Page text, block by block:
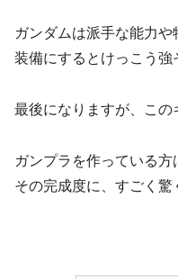
ガンダムは派手な能力
装備にするとけっこう強
最後になりますが、この
ガンプラを作っている方
その完成度に、すごく驚